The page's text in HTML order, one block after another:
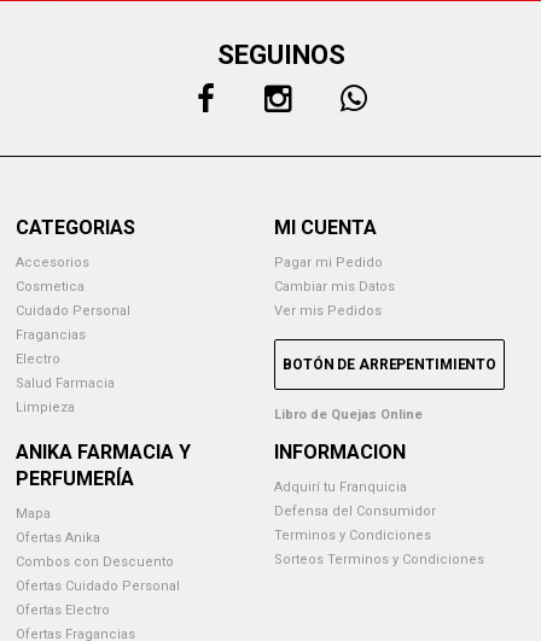
SEGUINOS
CATEGORIAS
Accesorios
Cosmetica
Cuidado Personal
Fragancias
Electro
Salud Farmacia
Limpieza
MI CUENTA
Pagar mi Pedido
Cambiar mis Datos
Ver mis Pedidos
BOTÓN DE ARREPENTIMIENTO
Libro de Quejas Online
ANIKA FARMACIA Y
PERFUMERÍA
Mapa
Ofertas Anika
Combos con Descuento
Ofertas Cuidado Personal
Ofertas Electro
Ofertas Fragancias
INFORMACION
Adquirí tu Franquicia
Defensa del Consumidor
Terminos y Condiciones
Sorteos Terminos y Condiciones